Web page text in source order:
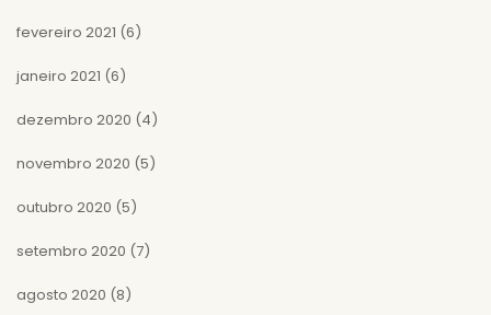
fevereiro 2021 (6)
janeiro 2021 (6)
dezembro 2020 (4)
novembro 2020 (5)
outubro 2020 (5)
setembro 2020 (7)
agosto 2020 (8)